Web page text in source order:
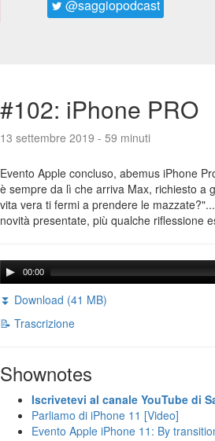
@saggiopodcast
#102: iPhone PRO
13 settembre 2019 - 59 minuti
Evento Apple concluso, abemus iPhone
è sempre da lì che arriva Max, richiesto a
vita vera ti fermi a prendere le
novità presentate, più qualche riflessione
00:00
⏬ Download (41 MB)
📝 Trascrizione
Shownotes
Iscrivetevi al canale YouTube di
Parliamo di iPhone 11 [Video]
Evento Apple iPhone 11: By